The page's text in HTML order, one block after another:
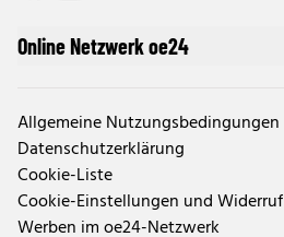
Online Netzwerk oe24
Allgemeine Nutzungsbedingungen
Datenschutzerklärung
Cookie-Liste
Cookie-Einstellungen und Widerruf
Werben im oe24-Netzwerk